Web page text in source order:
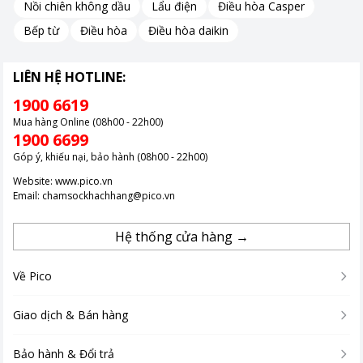
Công nghệ IntelliQuick cho phép giặt đầy tải chỉ trong 45 phút
tiết kiệm cả điện và nước.
Đây là giải pháp giặt giũ lý tưởng cho những ngày bận rộn khi
bạn cần quần áo sạch nhanh chóng nhưng vẫn đảm bảo hiệu
quả giặt sạch tối ưu.
Nồi chiên không dầu
Lẩu điện
Điều hòa Casper
Bếp từ
Điều hòa Điều hòa daikin
LIÊN HỆ HOTLINE:
1900 6619
Mua hàng Online (08h00 - 22h00)
1900 6699
Góp ý, khiếu nại, bảo hành (08h00 - 22h00)
Website: www.pico.vn
Email: chamsockhachhang@pico.vn
Hệ thống cửa hàng →
Về Pico
Giao dịch & Bán hàng
Bảo hành & Đổi trả